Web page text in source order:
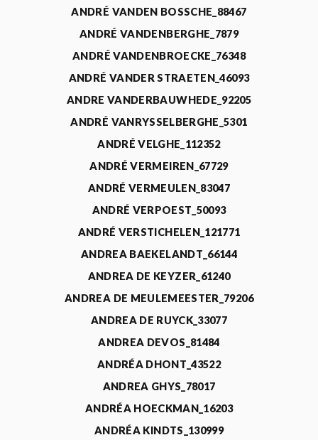
ANDRÉ VANDEN BOSSCHE_88467
ANDRÉ VANDENBERGHE_7879
ANDRÉ VANDENBROECKE_76348
ANDRÉ VANDER STRAETEN_46093
ANDRE VANDERBAUWHEDE_92205
ANDRÉ VANRYSSELBERGHE_5301
ANDRÉ VELGHE_112352
ANDRÉ VERMEIREN_67729
ANDRÉ VERMEULEN_83047
ANDRÉ VERPOEST_50093
ANDRÉ VERSTICHELEN_121771
ANDREA BAEKELANDT_66144
ANDREA DE KEYZER_61240
ANDREA DE MEULEMEESTER_79206
ANDREA DE RUYCK_33077
ANDREA DEVOS_81484
ANDRÉA DHONT_43522
ANDREA GHYS_78017
ANDRÉA HOECKMAN_16203
ANDRÉA KINDTS_130999